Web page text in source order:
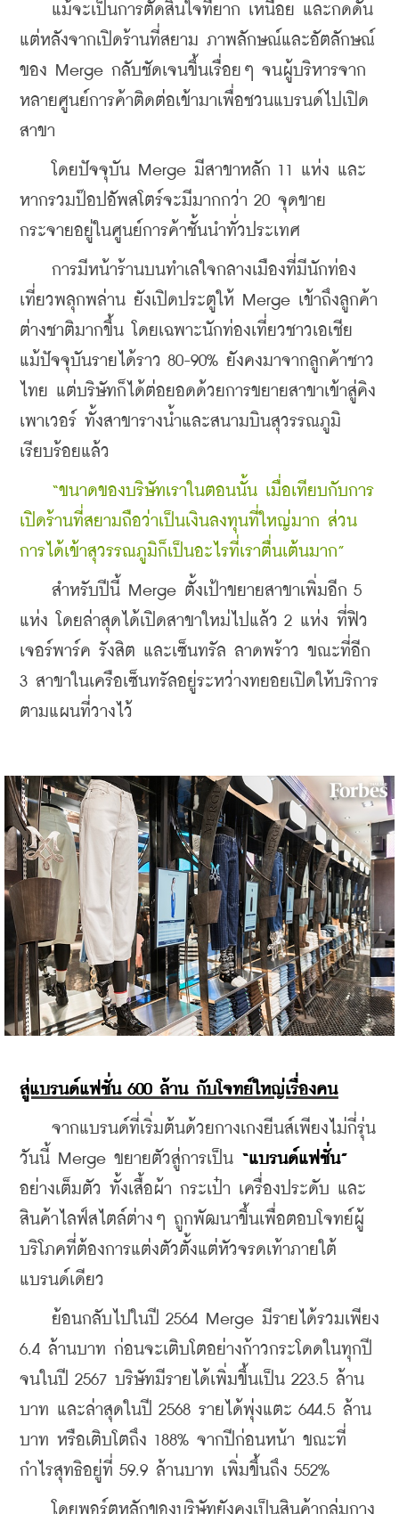
แม้จะเป็นการตัดสินใจที่ยาก เหนื่อย และกดดัน
แต่หลังจากเปิดร้านที่สยาม ภาพลักษณ์และอัตลักษณ์
ของ Merge กลับชัดเจนขึ้นเรื่อยๆ จนผู้บริหารจาก
หลายศูนย์การค้าติดต่อเข้ามาเพื่อชวนแบรนด์ไปเปิด
สาขา
โดยปัจจุบัน Merge มีสาขาหลัก 11 แห่ง และ
หากรวมป๊อปอัพสโตร์จะมีมากกว่า 20 จุดขาย
กระจายอยู่ในศูนย์การค้าชั้นนำทั่วประเทศ
การมีหน้าร้านบนทำเลใจกลางเมืองที่มีนักท่อง
เที่ยวพลุกพล่าน ยังเปิดประตูให้ Merge เข้าถึงลูกค้า
ต่างชาติมากขึ้น โดยเฉพาะนักท่องเที่ยวชาวเอเชีย
แม้ปัจจุบันรายได้ราว 80-90% ยังคงมาจากลูกค้าชาว
ไทย แต่บริษัทก็ได้ต่อยอดด้วยการขยายสาขาเข้าสู่คิง
เพาเวอร์ ทั้งสาขารางน้ำและสนามบินสุวรรณภูมิ
เรียบร้อยแล้ว
“ขนาดของบริษัทเราในตอนนั้น เมื่อเทียบกับการ
เปิดร้านที่สยามถือว่าเป็นเงินลงทุนที่ใหญ่มาก ส่วน
การได้เข้าสุวรรณภูมิก็เป็นอะไรที่เราตื่นเต้นมาก”
สำหรับปีนี้ Merge ตั้งเป้าขยายสาขาเพิ่มอีก 5
แห่ง โดยล่าสุดได้เปิดสาขาใหม่ไปแล้ว 2 แห่ง ที่ฟิว
เจอร์พาร์ค รังสิต และเซ็นทรัล ลาดพร้าว ขณะที่อีก
3 สาขาในเครือเซ็นทรัลอยู่ระหว่างทยอยเปิดให้บริการ
ตามแผนที่วางไว้
สู่แบรนด์แฟชั่น 600 ล้าน กับโจทย์ใหญ่เรื่องคน
จากแบรนด์ที่เริ่มต้นด้วยกางเกงยีนส์เพียงไม่กี่รุ่น
วันนี้ Merge ขยายตัวสู่การเป็น “แบรนด์แฟชั่น”
อย่างเต็มตัว ทั้งเสื้อผ้า กระเป๋า เครื่องประดับ และ
สินค้าไลฟ์สไตล์ต่างๆ ถูกพัฒนาขึ้นเพื่อตอบโจทย์ผู้
บริโภคที่ต้องการแต่งตัวตั้งแต่หัวจรดเท้าภายใต้
แบรนด์เดียว
ย้อนกลับไปในปี 2564 Merge มีรายได้รวมเพียง
6.4 ล้านบาท ก่อนจะเติบโตอย่างก้าวกระโดดในทุกปี
จนในปี 2567 บริษัทมีรายได้เพิ่มขึ้นเป็น 223.5 ล้าน
บาท และล่าสุดในปี 2568 รายได้พุ่งแตะ 644.5 ล้าน
บาท หรือเติบโตถึง 188% จากปีก่อนหน้า ขณะที่
กำไรสุทธิอยู่ที่ 59.9 ล้านบาท เพิ่มขึ้นถึง 552%
โดยพอร์ตหลักของบริษัทยังคงเป็นสินค้ากลุ่มกาง